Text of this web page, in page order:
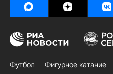
Футбол Фигурное катание